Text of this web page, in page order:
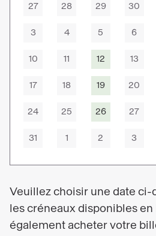
27 28 29 30
3 4 5 6
10 11 12 13
17 18 19 20
24 25 26 27
31 1 2 3
Veuillez choisir une date ci-
les créneaux disponibles
également acheter votre